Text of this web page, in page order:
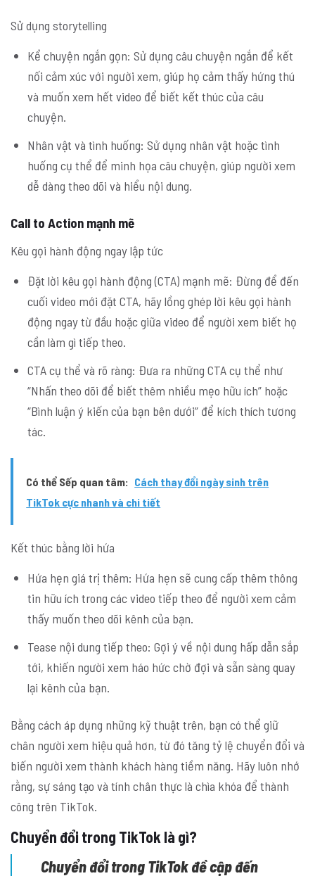
Sử dụng storytelling
Kể chuyện ngắn gọn: Sử dụng câu chuyện ngắn để kết
nối cảm xúc với người xem, giúp họ cảm thấy hứng thú
và muốn xem hết video để biết kết thúc của câu
chuyện.
Nhân vật và tình huống: Sử dụng nhân vật hoặc tình
huống cụ thể để minh họa câu chuyện, giúp người xem
dễ dàng theo dõi và hiểu nội dung.
Call to Action mạnh mẽ
Kêu gọi hành động ngay lập tức
Đặt lời kêu gọi hành động (CTA) mạnh mẽ: Đừng để đến
cuối video mới đặt CTA, hãy lồng ghép lời kêu gọi hành
động ngay từ đầu hoặc giữa video để người xem biết họ
cần làm gì tiếp theo.
CTA cụ thể và rõ ràng: Đưa ra những CTA cụ thể như
“Nhấn theo dõi để biết thêm nhiều mẹo hữu ích” hoặc
“Bình luận ý kiến của bạn bên dưới” để kích thích tương
tác.
Có thể Sếp quan tâm: Cách thay đổi ngày sinh trên
TikTok cực nhanh và chi tiết
Kết thúc bằng lời hứa
Hứa hẹn giá trị thêm: Hứa hẹn sẽ cung cấp thêm thông
tin hữu ích trong các video tiếp theo để người xem cảm
thấy muốn theo dõi kênh của bạn.
Tease nội dung tiếp theo: Gợi ý về nội dung hấp dẫn sắp
tới, khiến người xem háo hức chờ đợi và sẵn sàng quay
lại kênh của bạn.
Bằng cách áp dụng những kỹ thuật trên, bạn có thể giữ
chân người xem hiệu quả hơn, từ đó tăng tỷ lệ chuyển đổi và
biến người xem thành khách hàng tiềm năng. Hãy luôn nhớ
rằng, sự sáng tạo và tính chân thực là chìa khóa để thành
công trên TikTok.
Chuyển đổi trong TikTok là gì?
Chuyển đổi trong TikTok đề cập đến